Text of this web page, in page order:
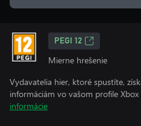
PEGI 12
Mierne hrešenie
Vydavatelia hier, ktoré spustíte,
informáciám vo vašom profile
informácie